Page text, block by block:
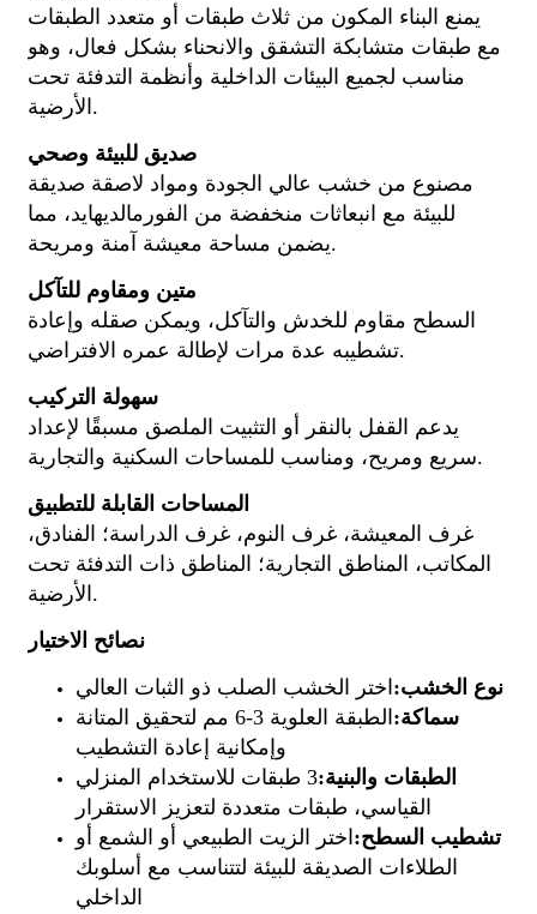
يمنع البناء المكون من ثلاث طبقات أو متعدد الطبقات
مع طبقات متشابكة التشقق والانحناء بشكل فعال، وهو
مناسب لجميع البيئات الداخلية وأنظمة التدفئة تحت
الأرضية.
صديق للبيئة وصحي
مصنوع من خشب عالي الجودة ومواد لاصقة صديقة
للبيئة مع انبعاثات منخفضة من الفورمالديهايد، مما
يضمن مساحة معيشة آمنة ومريحة.
متين ومقاوم للتآكل
السطح مقاوم للخدش والتآكل، ويمكن صقله وإعادة
تشطيبه عدة مرات لإطالة عمره الافتراضي.
سهولة التركيب
يدعم القفل بالنقر أو التثبيت الملصق مسبقًا لإعداد
سريع ومريح، ومناسب للمساحات السكنية والتجارية.
المساحات القابلة للتطبيق
غرف المعيشة، غرف النوم، غرف الدراسة؛ الفنادق،
المكاتب، المناطق التجارية؛ المناطق ذات التدفئة تحت
الأرضية.
نصائح الاختيار
نوع الخشب:اختر الخشب الصلب ذو الثبات العالي
سماكة:
الطبقة العلوية 3-6 مم لتحقيق المتانة
وإمكانية إعادة التشطيب
الطبقات والبنية:
3 طبقات للاستخدام المنزلي
القياسي، طبقات متعددة لتعزيز الاستقرار
تشطيب السطح:اختر الزيت الطبيعي أو الشمع أو
الطلاءات الصديقة للبيئة لتتناسب مع أسلوبك
الداخلي